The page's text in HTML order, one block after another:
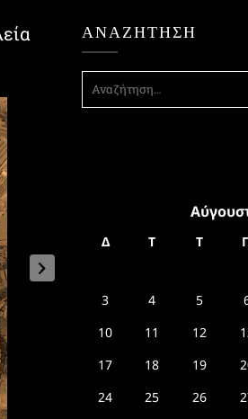
ΑΝΑΖΉΤΗΣΗ
ΓΙΑ:
Δ Τ Τ
3
4 5
10
11 12
17
18 19
24
25 26